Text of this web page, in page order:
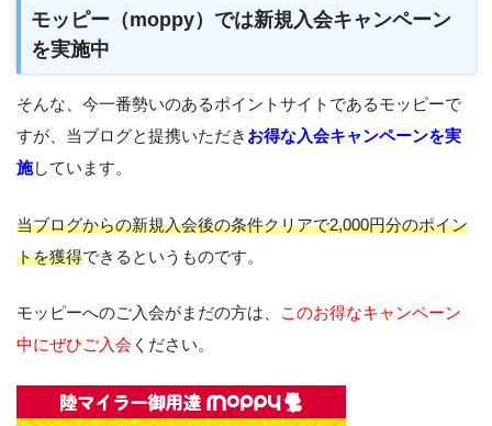
モッピー（moppy）では新規入会キャンペーン
を実施中
そんな、今一番勢いのあるポイントサイトであるモッピーで
すが、当ブログと提携いただき お得な入会キャンペーンを実
施しています。
当ブログからの新規入会後の条件クリアで2,000円分のポイン
トを獲得できるというものです。
モッピーへのご入会がまだの方は、
このお得なキャンペーン
中にぜひご入会 ください。